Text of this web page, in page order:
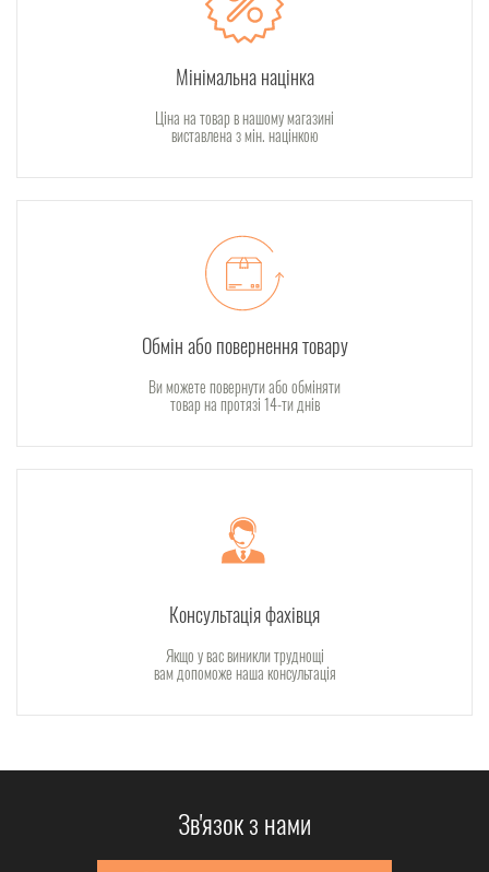
Мінімальна націнка
Ціна на товар в нашому магазині
виставлена з мін. націнкою
Обмін або повернення товару
Ви можете повернути або обміняти
товар на протязі 14-ти днів
Консультація фахівця
Якщо у вас виникли труднощі
вам допоможе наша консультація
Зв'язок з нами